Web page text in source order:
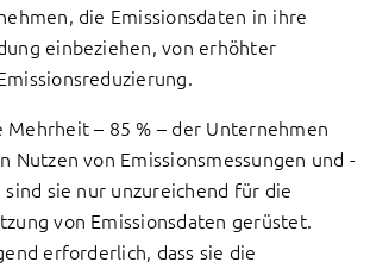
die Emissionsdaten in ihre
einbeziehen, von erhöhter
– 85 % – der Unternehmen
Nutzen von Emissionsmessungen und -
sie nur unzureichend für die
von Emissionsdaten gerüstet.
erforderlich, dass sie die